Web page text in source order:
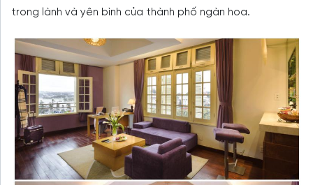
trong lành và yên bình của thành phố ngàn hoa.